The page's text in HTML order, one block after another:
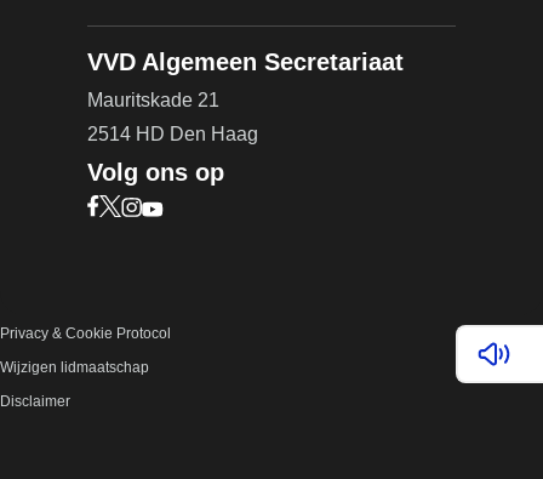
Lees
VVD Algemeen Secretariaat
Mauritskade 21
2514 HD Den Haag
Volg ons op
Bezoek onze Facebook pagina (opent in nieuw
Bezoek onze X pagina (opent in nieuw tabblad)
Bezoek onze Instagram pagina (opent in
Bezoek onze YouTube pagina (opent in
Privacy & Cookie Protocol
Wijzigen lidmaatschap
Disclaimer